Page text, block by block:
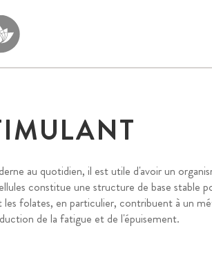
au quotidien, il est utile d'avoir un
constitue une structure de base stable
folates, en particulier, contribuent à un
de la fatigue et de l'épuisement.